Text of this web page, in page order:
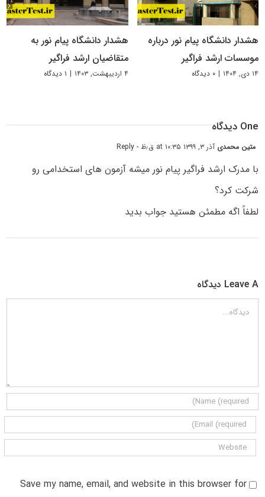
هشدار دانشگاه پیام نور درباره
موسسات ارشد فراگیر
۱۴ دی, ۱۴۰۴ | ۰ دیدگاه
هشدار دانشگاه پیام نور به
متقاضیان ارشد فراگیر
۴ اردیبهشت, ۱۴۰۳ | ۱ دیدگاه
One دیدگاه
متین محمدی آذر ۳, ۱۳۹۹ at ۱۰:۳۵ ق٫ظ - Reply
با مدرک ارشد فراگیر پیام نور میشه آزمون های استخدامی رو
شرکت کرد؟
لطفاً اگه مطمئن هستید جواب بدید
Leave A دیدگاه
دیدگاه
Save my name, email, and website in this browser for